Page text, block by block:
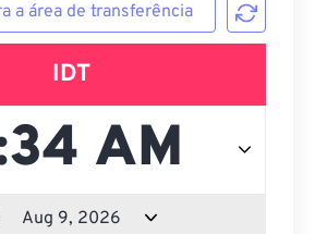
a área de transferência
IDT